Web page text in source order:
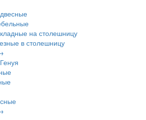
на столешницу
в столешницу